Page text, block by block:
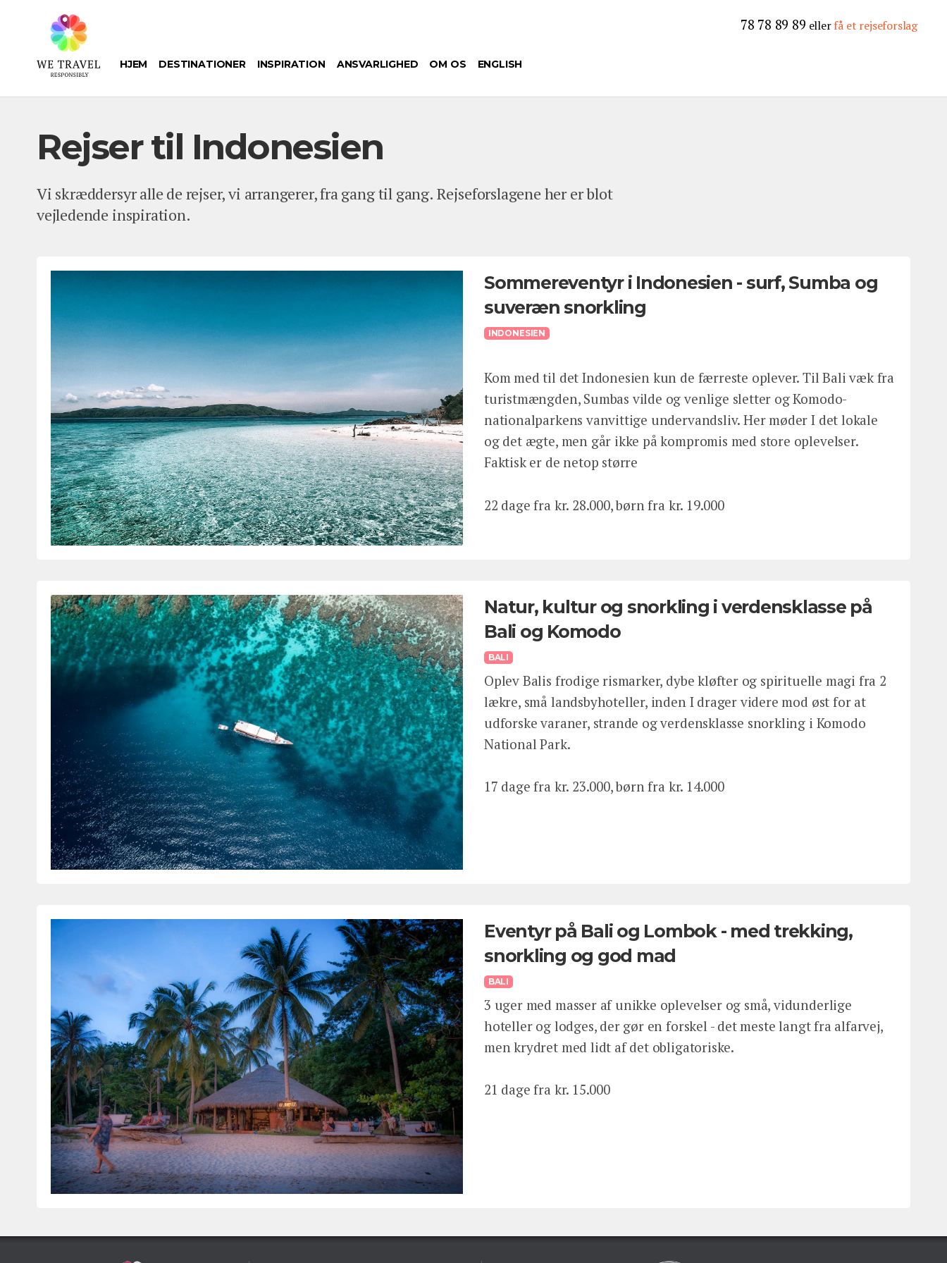
hovedindhold
HJEM DESTINATIONER INSPIRATION ANSVARLIGHED OM OS ENGLISH
78 78 89 89 ellerfå et rejseforslag
Rejser til Indonesien
Vi skræddersyr alle de rejser, vi arrangerer, fra gang til gang. Rejseforslagene her er blot
vejledende inspiration.
Sommereventyr i Indonesien - surf, Sumba og
suveræn snorkling
INDONESIEN
Kom med til det Indonesien kun de færreste oplever. Til Bali væk fra
turistmængden, Sumbas vilde og venlige sletter og Komodo-
nationalparkens vanvittige undervandsliv. Her møder I det lokale
og det ægte, men går ikke på kompromis med store oplevelser.
Faktisk er de netop større
22 dage fra kr. 28.000, børn fra kr. 19.000
Natur, kultur og snorkling i verdensklasse på
Bali og Komodo
BALI
Oplev Balis frodige rismarker, dybe kløfter og spirituelle magi fra 2
lækre, små landsbyhoteller, inden I drager videre mod øst for at
udforske varaner, strande og verdensklasse snorkling i Komodo
National Park.
17 dage fra kr. 23.000, børn fra kr. 14.000
Eventyr på Bali og Lombok - med trekking,
snorkling og god mad
BALI
3 uger med masser af unikke oplevelser og små, vidunderlige
hoteller og lodges, der gør en forskel - det meste langt fra alfarvej,
men krydret med lidt af det obligatoriske.
21 dage fra kr. 15.000